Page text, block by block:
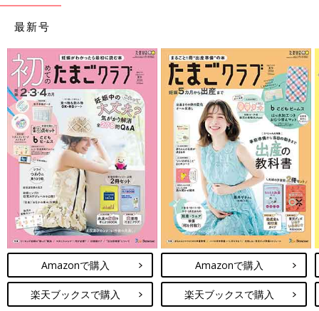
最新号
Amazonで購入
楽天ブックスで購入
Amazonで購入
楽天ブックスで購入